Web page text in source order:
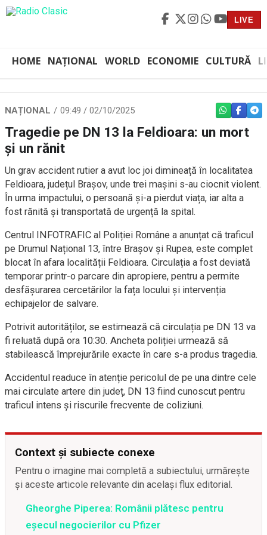
LIVE
HOME NAȚIONAL WORLD ECONOMIE CULTURĂ
NAȚIONAL 09:49 / 02/10/2025 WHATSAPP
Tragedie pe DN 13 la Feldioara: un mort
și un rănit
Un grav accident rutier a avut loc joi dimineață în localitatea
Feldioara, județul Brașov, unde trei mașini s-au ciocnit violent.
În urma impactului, o persoană și-a pierdut viața, iar alta a
fost rănită și transportată de urgență la spital.
Centrul INFOTRAFIC al Poliției Române a anunțat că traficul
pe Drumul Național 13, între Brașov și Rupea, este complet
blocat în afara localității Feldioara. Circulația a fost deviată
temporar printr-o parcare din apropiere, pentru a permite
desfășurarea cercetărilor la fața locului și intervenția
echipajelor de salvare.
Potrivit autorităților, se estimează că circulația pe DN 13 va
fi reluată după ora 10:30. Ancheta poliției urmează să
stabilească împrejurările exacte în care s-a produs tragedia.
Accidentul readuce în atenție pericolul de pe una dintre cele
mai circulate artere din județ, DN 13 fiind cunoscut pentru
traficul intens și riscurile frecvente de coliziuni.
Context și subiecte conexe
Pentru o imagine mai completă a subiectului, urmărește
și aceste articole relevante din același flux editorial.
Gheorghe Piperea: Românii plătesc pentru
eșecul negocierilor cu Pfizer